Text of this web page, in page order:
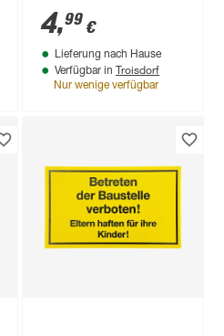
4,99 €
Lieferung nach Hause
Verfügbar in Troisdorf
Nur wenige verfügbar